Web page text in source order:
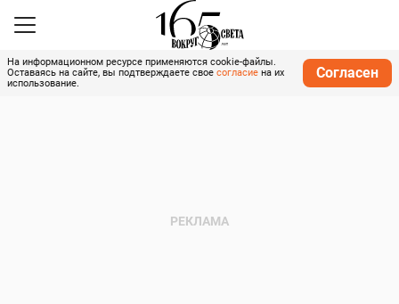
На информационном ресурсе применяются cookie-файлы.
Оставаясь на сайте, вы подтверждаете свое согласие на их
использование.
Согласен